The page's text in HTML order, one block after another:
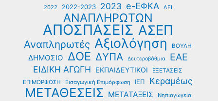
2022 2022-2023 2023 e-ΕΦΚΑ ΑΕΙ
ΑΝΑΠΛΗΡΩΤΩΝ
ΑΠΟΣΠΑΣΕΙΣ ΑΣΕΠ
Αναπληρωτές Αξιολόγηση ΒΟΥΛΗ
ΔΗΜΟΣΙΟ ΔΟΕ ΔΥΠΑ Δευτεροβάθμια ΕΑΕ
ΕΙΔΙΚΗ ΑΓΩΓΗ ΕΚΠΑΙΔΕΥΤΙΚΟΙ ΕΞΕΤΑΣΕΙΣ
ΕΠΙΜΟΡΦΩΣΗ Εισαγωγική Επιμόρφωση ΙΕΠ Κεραμέως
ΜΕΤΑΘΕΣΕΙΣ ΜΕΤΑΤΑΞΕΙΣ
Νηπιαγωγεία